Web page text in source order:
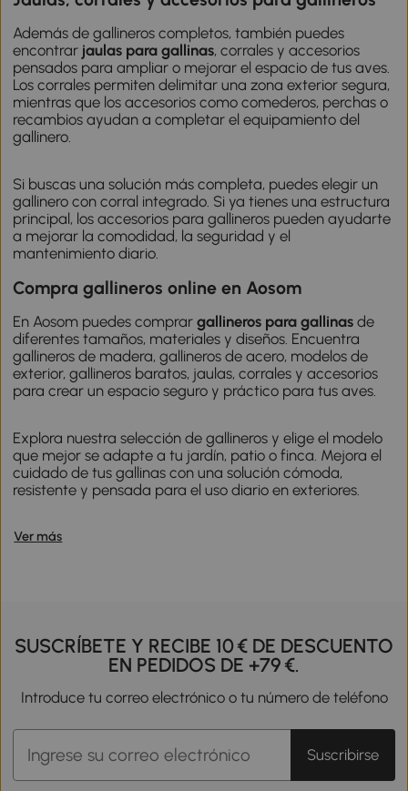
Además de gallineros completos, también puedes
encontrar jaulas para gallinas, corrales y accesorios
pensados para ampliar o mejorar el espacio de tus aves.
Los corrales permiten delimitar una zona exterior segura,
mientras que los accesorios como comederos, perchas o
recambios ayudan a completar el equipamiento del
gallinero.
Si buscas una solución más completa, puedes elegir un
gallinero con corral integrado. Si ya tienes una estructura
principal, los accesorios para gallineros pueden ayudarte
a mejorar la comodidad, la seguridad y el
mantenimiento diario.
Compra gallineros online en Aosom
En Aosom puedes comprargallineros para gallinas de
diferentes tamaños, materiales y diseños. Encuentra
gallineros de madera, gallineros de acero, modelos de
exterior, gallineros baratos, jaulas, corrales y accesorios
para crear un espacio seguro y práctico para tus aves.
Explora nuestra selección de gallineros y elige el modelo
que mejor se adapte a tu jardín, patio o finca. Mejora el
cuidado de tus gallinas con una solución cómoda,
resistente y pensada para el uso diario en exteriores.
Ver más
SUSCRÍBETE Y RECIBE 10 € DE DESCUENTO
EN PEDIDOS DE +79 €.
Introduce tu correo electrónico o tu número de teléfono
Suscribirse